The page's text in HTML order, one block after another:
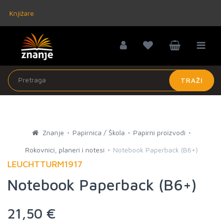
Knjižare
TRAŽI
Znanje Papirnica / Škola Papirni proizvodi
Rokovnici, planeri i notesi Notebook Paperback (B6+)
LEUCHTTURM1917
Notebook Paperback (B6+)
21,50 €